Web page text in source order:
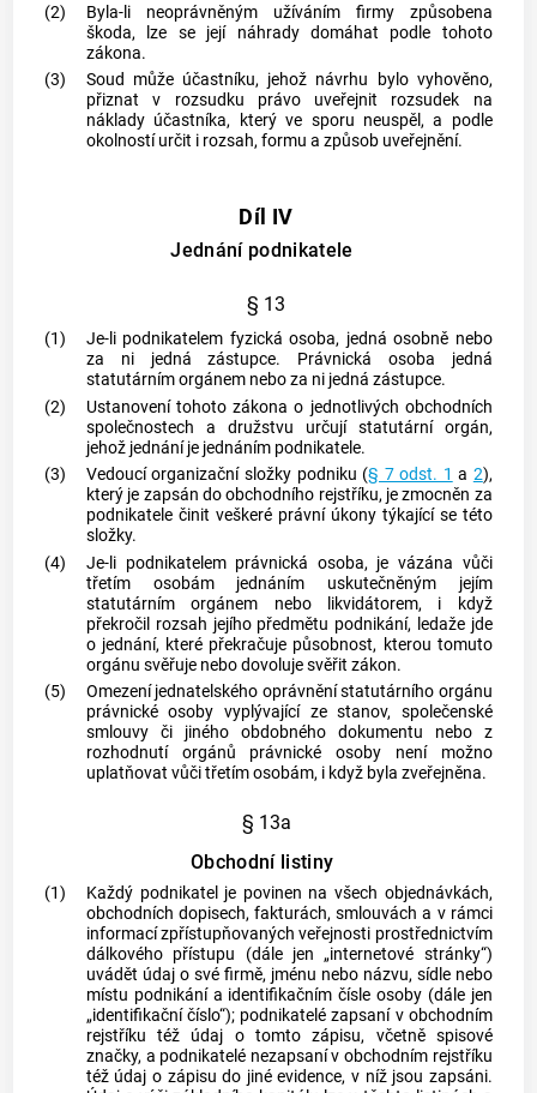
(2)
Byla-li neoprávněným užíváním firmy způsobena
škoda, lze se její náhrady domáhat podle tohoto
zákona.
(3)
Soud může účastníku, jehož návrhu bylo vyhověno,
přiznat v rozsudku právo uveřejnit rozsudek na
náklady účastníka, který ve sporu neuspěl, a podle
okolností určit i rozsah, formu a způsob uveřejnění.
Díl IV
Jednání podnikatele
§ 13
(1)
Je-li podnikatelem fyzická osoba, jedná osobně nebo
za ni jedná zástupce. Právnická osoba jedná
statutárním orgánem nebo za ni jedná zástupce.
(2)
Ustanovení tohoto zákona o jednotlivých obchodních
společnostech a družstvu určují statutární orgán,
jehož jednání je jednáním podnikatele.
(3)
Vedoucí organizační složky podniku (§ 7 odst. 1 a 2),
který je zapsán do obchodního rejstříku, je zmocněn za
podnikatele činit veškeré právní úkony týkající se této
složky.
(4)
Je-li podnikatelem právnická osoba, je vázána vůči
třetím osobám jednáním uskutečněným jejím
statutárním orgánem nebo likvidátorem, i když
překročil rozsah jejího předmětu podnikání, ledaže jde
o jednání, které překračuje působnost, kterou tomuto
orgánu svěřuje nebo dovoluje svěřit zákon.
(5)
Omezení jednatelského oprávnění statutárního orgánu
právnické osoby vyplývající ze stanov, společenské
smlouvy či jiného obdobného dokumentu nebo z
rozhodnutí orgánů právnické osoby není možno
uplatňovat vůči třetím osobám, i když byla zveřejněna.
§ 13a
Obchodní listiny
(1)
Každý podnikatel je povinen na všech objednávkách,
obchodních dopisech, fakturách, smlouvách a v rámci
informací zpřístupňovaných veřejnosti prostřednictvím
dálkového přístupu (dále jen „internetové stránky“)
uvádět údaj o své firmě, jménu nebo názvu, sídle nebo
místu podnikánía identifikačním čísle osoby (dále jen
„identifikační číslo“); podnikatelé zapsaní v obchodním
rejstříku též údaj o tomto zápisu, včetně spisové
značky, a podnikatelé nezapsaní v obchodním rejstříku
též údaj o zápisu do jiné evidence, v níž jsou zapsáni.